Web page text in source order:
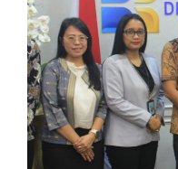
30/
PSHK dan